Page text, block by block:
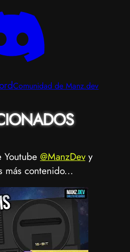
Comunidad de Manz.dev
Youtube @ManzDevy
más contenido...